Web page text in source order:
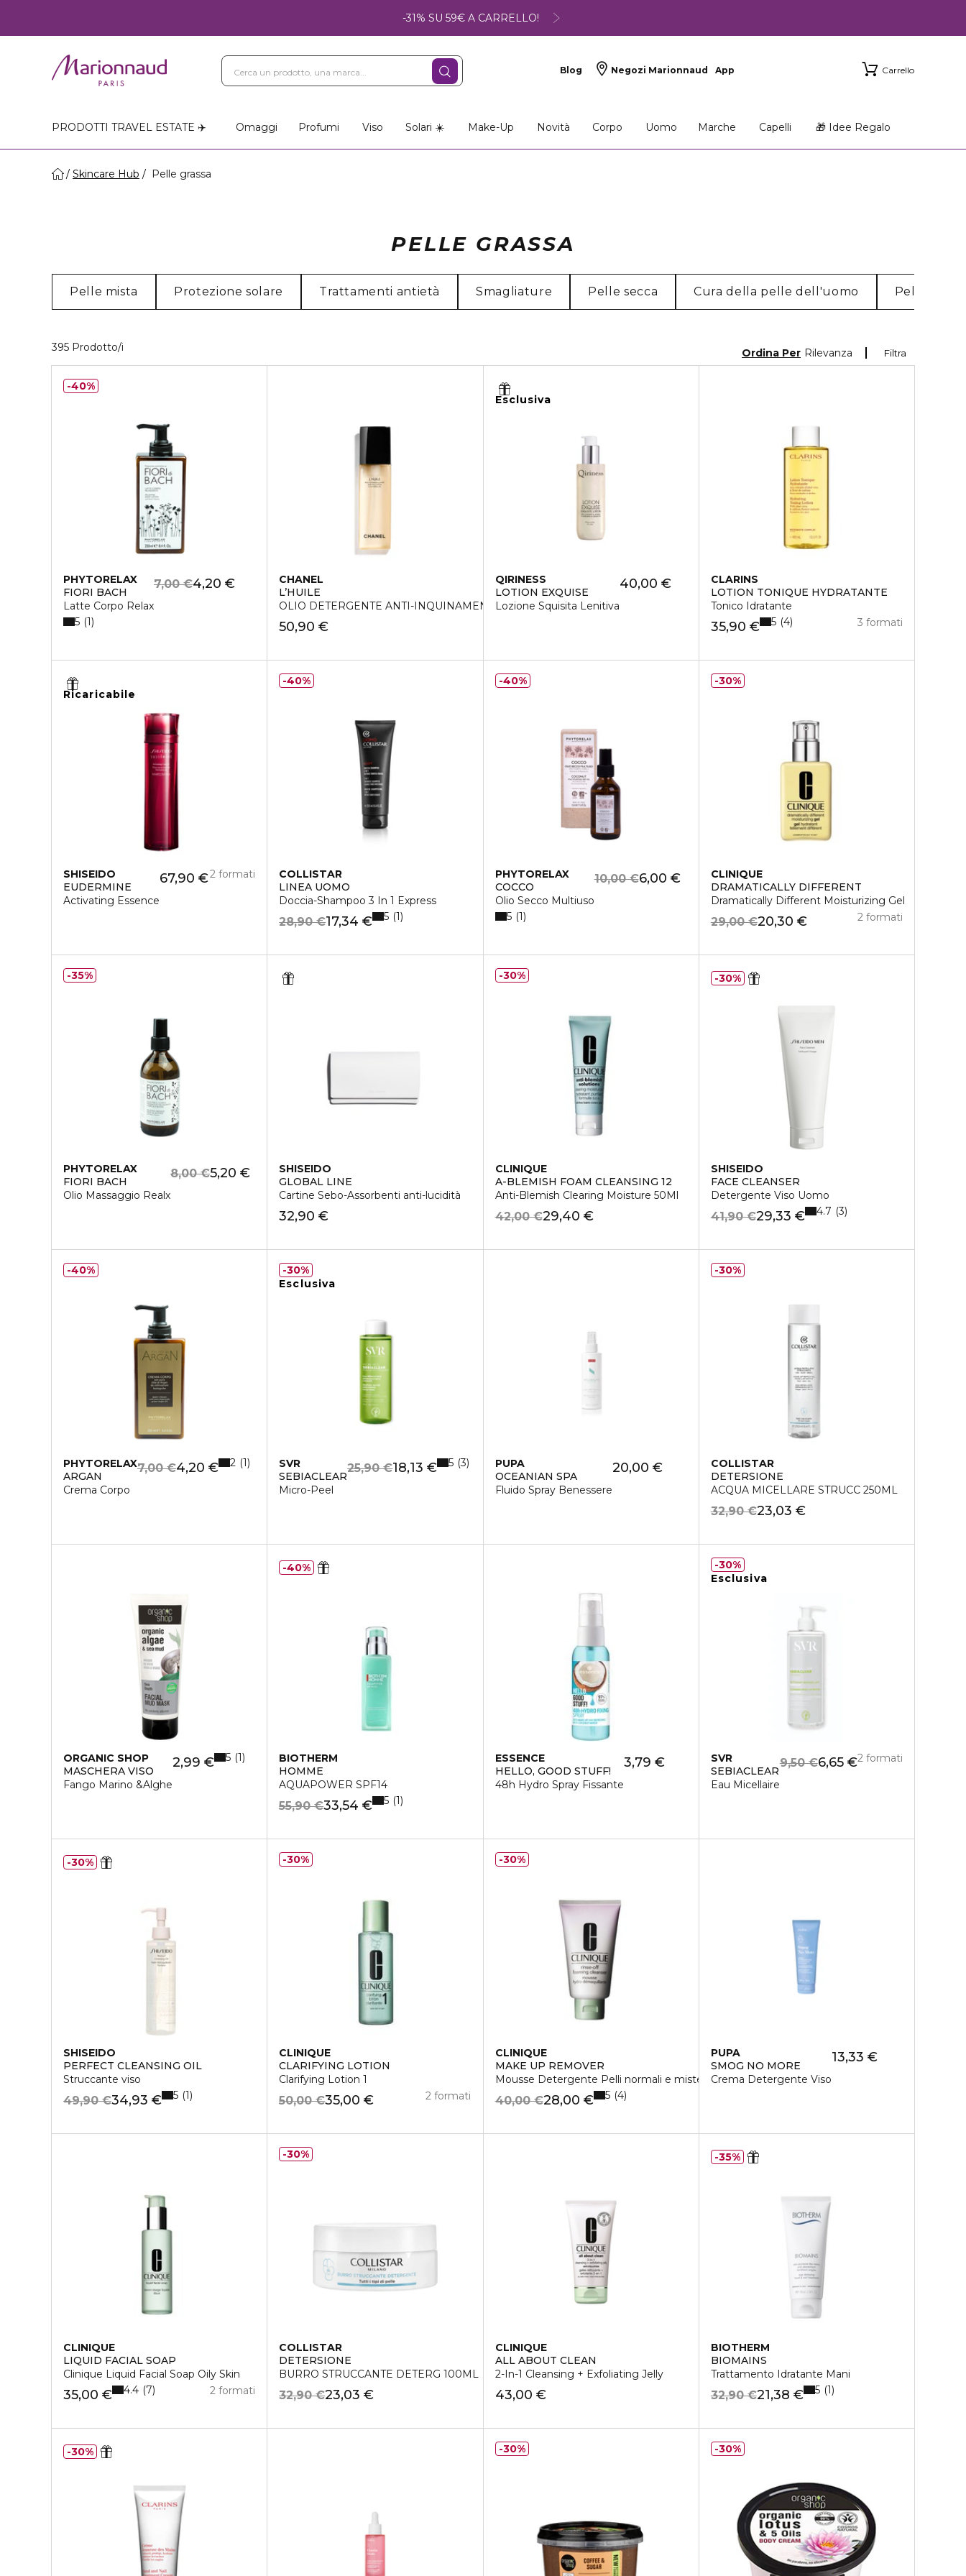
-31% SU 59€ A CARRELLO!
Blog Negozi Marionnaud App Carrello
PRODOTTI TRAVEL ESTATE ✈️ Omaggi Profumi Viso Solari ☀️ Make-Up Novità Corpo Uomo Marche Capelli 🎁 Idee Regalo
Skincare Hub Pelle grassa
PELLE GRASSA
Pelle mista Protezione solare Trattamenti antietà Smagliature Pelle secca Cura della pelle dell'uomo Pelle
395 Prodotto/i Filtra
Ordina Per Rilevanza
PHYTORELAX
FIORI BACH
Latte Corpo Relax
4,20 €
7,00 €
5 1
40%
CHANEL
L’HUILE
OLIO DETERGENTE ANTI-INQUINAMENTO
50,90 €
Esclusiva
QIRINESS
LOTION EXQUISE
Lozione Squisita Lenitiva
40,00 €
CLARINS
LOTION TONIQUE HYDRATANTE
Tonico Idratante
35,90 € 3 formati
5 4
Ricaricabile
SHISEIDO
EUDERMINE
Activating Essence
67,90 €2 formati
COLLISTAR
LINEA UOMO
Doccia-Shampoo 3 In 1 Express
17,34 €
28,90 € 5 1
40%
PHYTORELAX
COCCO
Olio Secco Multiuso
6,00 €
10,00 €
5 1
40%
CLINIQUE
DRAMATICALLY DIFFERENT
Dramatically Different Moisturizing Gel
20,30 €
29,00 € 2 formati
30%
PHYTORELAX
FIORI BACH
Olio Massaggio Realx
5,20 €
8,00 €
35%
SHISEIDO
GLOBAL LINE
Cartine Sebo-Assorbenti anti-lucidità
32,90 €
CLINIQUE
A-BLEMISH FOAM CLEANSING 12
Anti-Blemish Clearing Moisture 50Ml
29,40 €
42,00 €
30%
SHISEIDO
FACE CLEANSER
Detergente Viso Uomo
29,33 €
41,90 € 4.7 3
30%
PHYTORELAX
ARGAN
Crema Corpo
4,20 €
7,00 € 2 1
40%
Esclusiva
SVR
SEBIACLEAR
Micro-Peel
18,13 €
25,90 € 5 3
30%
PUPA
OCEANIAN SPA
Fluido Spray Benessere
20,00 €
COLLISTAR
DETERSIONE
ACQUA MICELLARE STRUCC 250ML
23,03 €
32,90 €
30%
ORGANIC SHOP
MASCHERA VISO
Fango Marino &Alghe
2,99 € 5 1
BIOTHERM
HOMME
AQUAPOWER SPF14
33,54 €
55,90 € 5 1
40%
ESSENCE
HELLO, GOOD STUFF!
48h Hydro Spray Fissante
3,79 €
Esclusiva
SVR
SEBIACLEAR
Eau Micellaire
6,65 €
9,50 € 2 formati
30%
SHISEIDO
PERFECT CLEANSING OIL
Struccante viso
34,93 €
49,90 € 5 1
30%
CLINIQUE
CLARIFYING LOTION
Clarifying Lotion 1
35,00 €
50,00 € 2 formati
30%
CLINIQUE
MAKE UP REMOVER
Mousse Detergente Pelli normali e miste
28,00 €
40,00 € 5 4
30%
PUPA
SMOG NO MORE
Crema Detergente Viso
13,33 €
CLINIQUE
LIQUID FACIAL SOAP
Clinique Liquid Facial Soap Oily Skin
35,00 € 2 formati
4.4 7
COLLISTAR
DETERSIONE
BURRO STRUCCANTE DETERG 100ML
23,03 €
32,90 €
30%
CLINIQUE
ALL ABOUT CLEAN
2-In-1 Cleansing + Exfoliating Jelly
43,00 €
BIOTHERM
BIOMAINS
Trattamento Idratante Mani
21,38 €
32,90 € 5 1
35%
30% 30% 30%